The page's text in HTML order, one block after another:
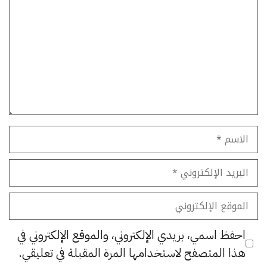
الاسم
البريد
الإلكتروني
الموقع
الإلكتروني
احفظ اسمي، بريدي الإلكتروني، والموقع الإلكتروني في
هذا المتصفح لاستخدامها المرة المقبلة في تعليقي.